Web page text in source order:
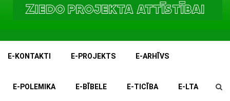
E-KONTAKTI E-PROJEKTS E-ARHĪVS
E-POLEMIKA E-BĪBELE E-TICĪBA E-LTA